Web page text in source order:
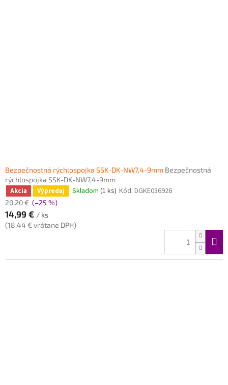
Bezpečnostná rýchlospojka SSK-DK-NW7,4-9mm Bezpečnostná
rýchlospojka SSK-DK-NW7,4-9mm
Akcia Výpredaj Skladom (1 ks) Kód: DGKE036926
20,20 € (–25 %)
14,99 € / ks
(18,44 € vrátane DPH)